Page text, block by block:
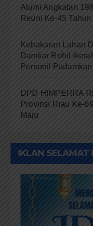
Alumi Angkatan
Reuni Ke-45 Tahun
Kebakaran Lahan
Damkar Rohil
Personil
DPD HIMPERRA
Provinsi Riau Ke-
Maju
IKLAN SELAMAT